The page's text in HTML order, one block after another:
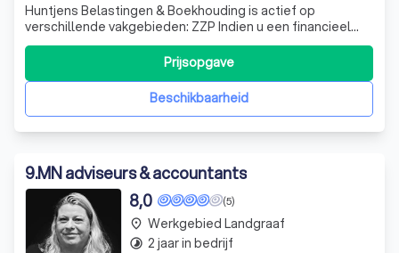
Huntjens Belastingen & Boekhouding is actief op
verschillende vakgebieden: ZZP Indien u een financieel
professional kunt gebruiken in uw organisatie voor: het
begeleiden van uw personeel, het opstellen en
beoordelen van uw jaarrekeningen en jaarverslagen,
opzetten en onderhouden van uw planning & c
Beschikbaarheid
Prijsopgave
9.MN adviseurs & accountants
(5)
8,0
place Werkgebied Landgraaf
timelapse 2 jaar in bedrijf